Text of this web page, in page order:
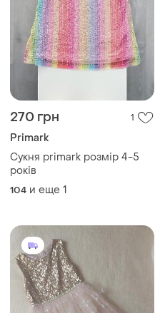
270 грн 1
Primark
Сукня primark розмір 4-5
років
104 и еще 1